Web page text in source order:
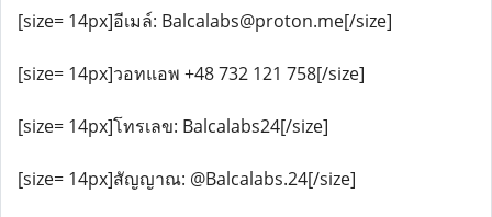
[size= 14px]อีเมล์: Balcalabs@proton.me[/size]
[size= 14px]วอทแอพ +48 732 121 758[/size]
[size= 14px]โทรเลข: Balcalabs24[/size]
[size= 14px]สัญญาณ: @Balcalabs.24[/size]